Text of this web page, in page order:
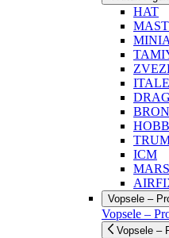
HAT
ICM
MARS
Vopsele –
Vopsele –
Vopsele –